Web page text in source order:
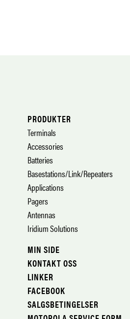
PRODUKTER
Terminals
Accessories
Batteries
Basestations/Link/Repeaters
Applications
Pagers
Antennas
Iridium Solutions
MIN SIDE
KONTAKT OSS
LINKER
FACEBOOK
SALGSBETINGELSER